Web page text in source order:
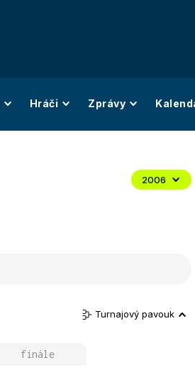
Hráči Zprávy
2006
Turnajový pavouk
finále